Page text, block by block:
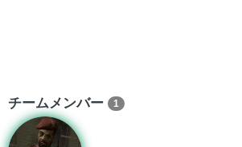
チームメンバー 1